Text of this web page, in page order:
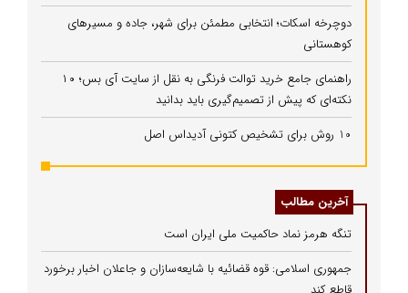
دوچرخه اسکات؛ انتخابی مطمئن برای شهر، جاده و مسیرهای
کوهستانی
راهنمای جامع خرید توالت فرنگی به نقل از سایت آی بس؛ ۱۰
نکته‌ای که پیش از تصمیم‌گیری باید بدانید
10 روش برای تشخیص کتونی آدیداس اصل
آخرین مطالب
تنگه هرمز نماد حاکمیت ملی ایران است
جمهوری اسلامی: قوه قضائیه با شایعه‌سازان و جاعلان اخبار برخورد